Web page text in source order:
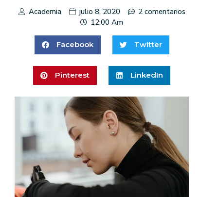
Academia julio 8, 2020
2 comentarios
12:00 Am
Facebook Twitter
Pinterest LinkedIn